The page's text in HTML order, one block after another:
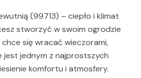
(99713) – ciepło i klimat
stworzyć w swoim ogrodzie
się wracać wieczorami,
jest jednym z najprostszych
komfortu i atmosfery.